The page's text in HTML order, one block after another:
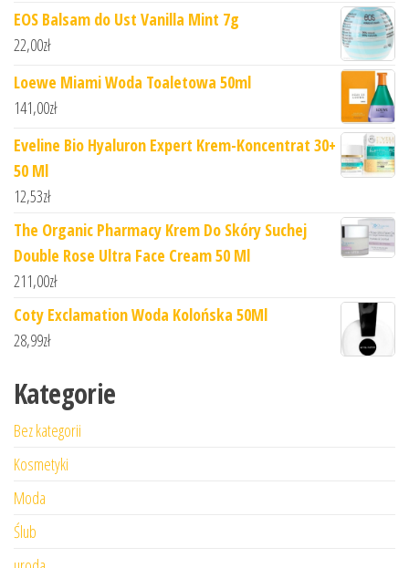
EOS Balsam do Ust Vanilla Mint 7g
22,00zł
Loewe Miami Woda Toaletowa 50ml
141,00zł
Eveline Bio Hyaluron Expert Krem-Koncentrat 30+
50 Ml
12,53zł
The Organic Pharmacy Krem Do Skóry Suchej
Double Rose Ultra Face Cream 50 Ml
211,00zł
Coty Exclamation Woda Kolońska 50Ml
28,99zł
Kategorie
Bez kategorii
Kosmetyki
Moda
Ślub